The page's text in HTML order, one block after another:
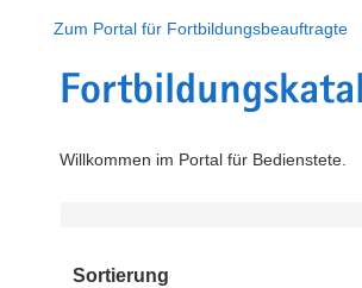
Zum Portal für Fortbildungsbeauftragte
Willkommen im Portal für Bedienstete.
Sortierung